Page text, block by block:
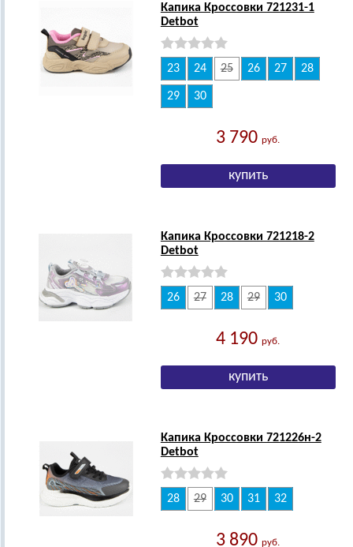
Капика Кроссовки 721231-1
Detbot
23 24 25 26 27 28
29 30
3 790руб.
Капика Кроссовки 721218-2
Detbot
26 27 28 29 30
4 190руб.
Капика Кроссовки 721226н-2
Detbot
28 29 30 31 32
3 890руб.